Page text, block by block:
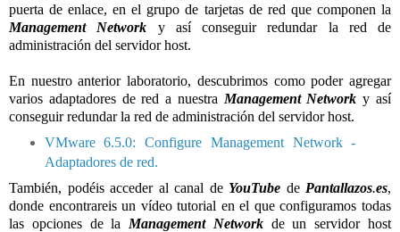
puerta de enlace, en el grupo de tarjetas de red que componen la
Management Network y así conseguir redundar la red de
administración del servidor host.
En nuestro anterior laboratorio, descubrimos como poder agregar
varios adaptadores de red a nuestra Management Network y así
conseguir redundar la red de administración del servidor host.
VMware 6.5.0: Configure Management Network -
Adaptadores de red.
También, podéis acceder al canal de YouTube de Pantallazos.es,
donde encontrareis un vídeo tutorial en el que configuramos todas
las opciones de la Management Networkde un servidor host